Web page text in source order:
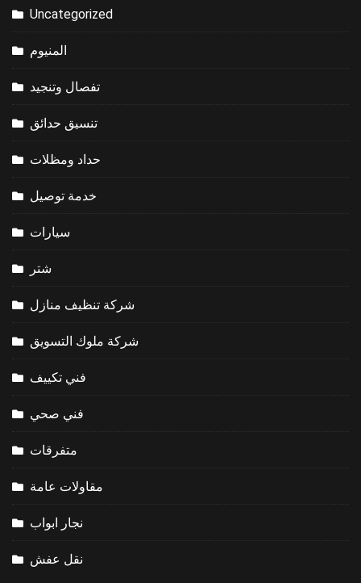
Uncategorized
المنيوم
تفصال وتنجيد
تنسيق حدائق
حداد ومظلات
خدمة توصيل
سيارات
شتر
شركة تنظيف منازل
شركة ملوك التسويق
فني تكييف
فني صحي
متفرقات
مقاولات عامة
نجار ابواب
نقل عفش